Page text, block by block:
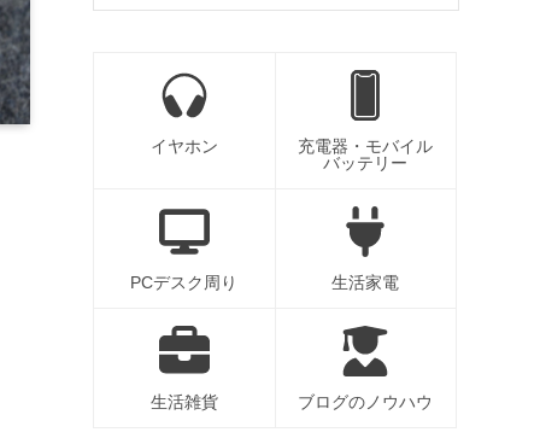
イヤホン
充電器・モバイル
バッテリー
PCデスク周り 生活家電
生活雑貨 ブログのノウハウ